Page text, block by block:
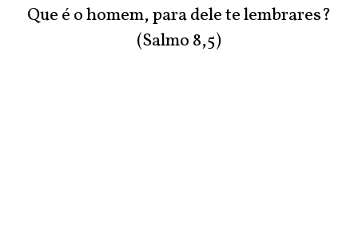
Que é o homem, para dele te lembrares?
(Salmo 8,5)